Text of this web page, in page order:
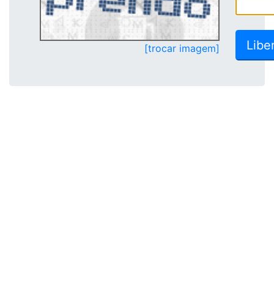
[trocar imagem]